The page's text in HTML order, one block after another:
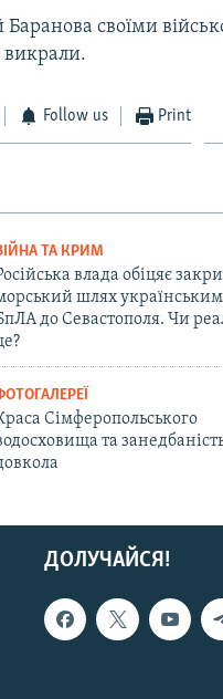
своїми
викрали.
Follow us Print
ТА КРИМ
влада обіцяє
шлях українським
до Севастополя. Чи
Сімферопольського
та
ДОЛУЧАЙСЯ!